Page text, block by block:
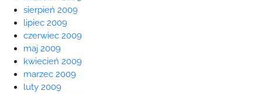
sierpień 2009
lipiec 2009
czerwiec 2009
maj 2009
kwiecień 2009
marzec 2009
luty 2009